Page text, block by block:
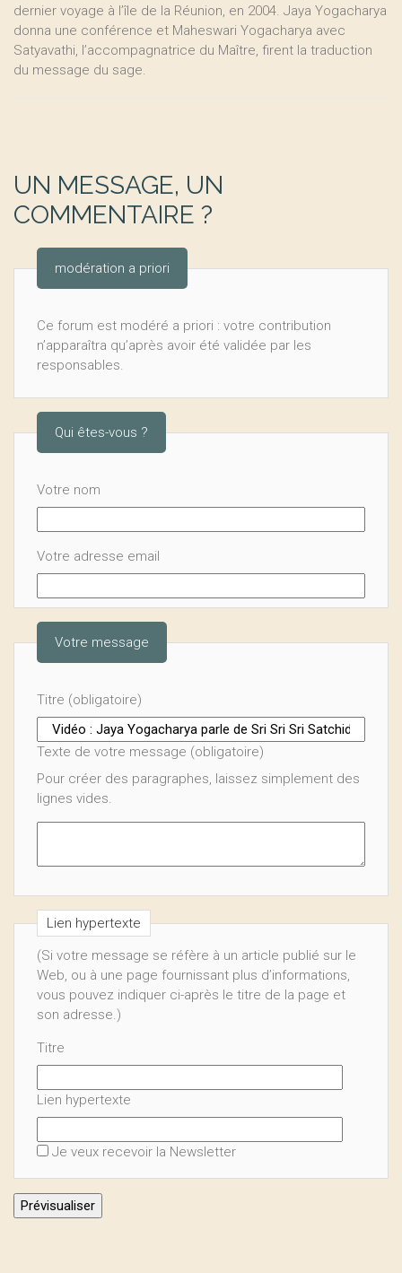
dernier voyage à l’île de la Réunion, en 2004. Jaya Yogacharya
donna une conférence et Maheswari Yogacharya avec
Satyavathi, l’accompagnatrice du Maître, firent la traduction
du message du sage.
UN MESSAGE, UN
COMMENTAIRE ?
modération a priori
Ce forum est modéré a priori : votre contribution
n’apparaîtra qu’après avoir été validée par les
responsables.
Qui êtes-vous ?
Votre nom
Votre adresse email
Votre message
Titre (obligatoire)
Texte de votre message (obligatoire)
Pour créer des paragraphes, laissez simplement des
lignes vides.
Lien hypertexte
(Si votre message se réfère à un article publié sur le
Web, ou à une page fournissant plus d’informations,
vous pouvez indiquer ci-après le titre de la page et
son adresse.)
Titre
Lien hypertexte
Je veux recevoir la Newsletter